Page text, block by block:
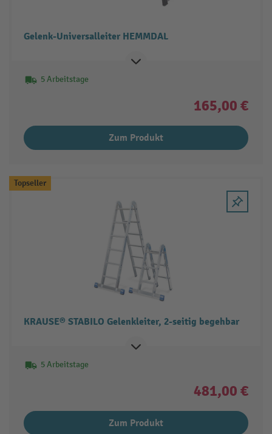
Gelenk-Universalleiter HEMMDAL
5 Arbeitstage
165,00 €
Zum Produkt
Topseller
KRAUSE® STABILO Gelenkleiter, 2-seitig begehbar
5 Arbeitstage
481,00 €
Zum Produkt